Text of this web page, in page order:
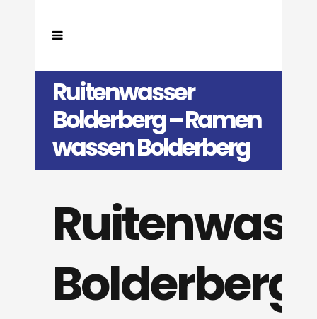
Ruitenwasser
Bolderberg – Ramen
wassen Bolderberg
Bolderberg